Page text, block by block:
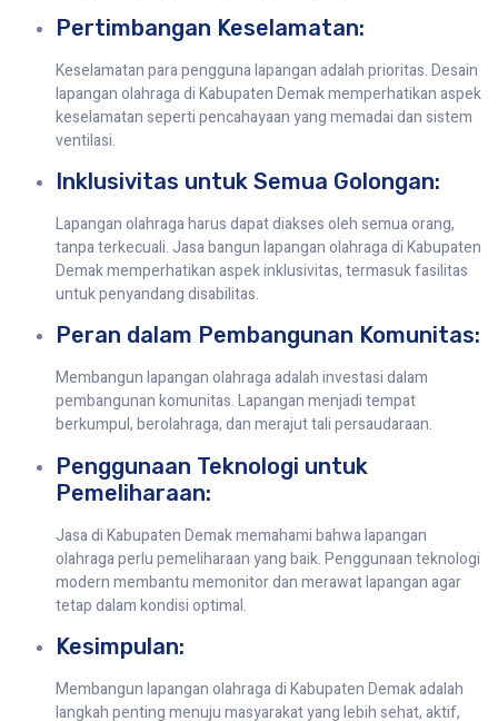
Pertimbangan Keselamatan:
Keselamatan para pengguna lapangan adalah prioritas. Desain
lapangan olahraga di Kabupaten Demak memperhatikan aspek
keselamatan seperti pencahayaan yang memadai dan sistem
ventilasi.
Inklusivitas untuk Semua Golongan:
Lapangan olahraga harus dapat diakses oleh semua orang,
tanpa terkecuali. Jasa bangun lapangan olahraga di Kabupaten
Demak memperhatikan aspek inklusivitas, termasuk fasilitas
untuk penyandang disabilitas.
Peran dalam Pembangunan Komunitas:
Membangun lapangan olahraga adalah investasi dalam
pembangunan komunitas. Lapangan menjadi tempat
berkumpul, berolahraga, dan merajut tali persaudaraan.
Penggunaan Teknologi untuk
Pemeliharaan:
Jasa di Kabupaten Demak memahami bahwa lapangan
olahraga perlu pemeliharaan yang baik. Penggunaan teknologi
modern membantu memonitor dan merawat lapangan agar
tetap dalam kondisi optimal.
Kesimpulan:
Membangun lapangan olahraga di Kabupaten Demak adalah
langkah penting menuju masyarakat yang lebih sehat, aktif,